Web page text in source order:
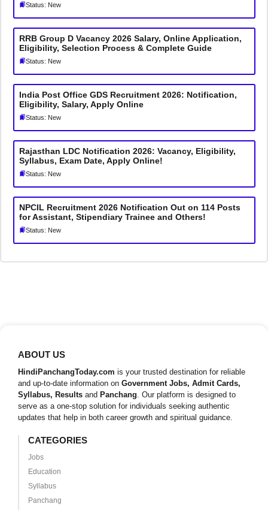
Status: New
RRB Group D Vacancy 2026 Salary, Online Application,
Eligibility, Selection Process & Complete Guide
Status: New
India Post Office GDS Recruitment 2026: Notification,
Eligibility, Salary, Apply Online
Status: New
Rajasthan LDC Notification 2026: Vacancy, Eligibility,
Syllabus, Exam Date, Apply Online!
Status: New
NPCIL Recruitment 2026 Notification Out on 114 Posts
for Assistant, Stipendiary Trainee and Others!
Status: New
ABOUT US
HindiPanchangToday.com is your trusted destination for reliable
and up-to-date information on Government Jobs, Admit Cards,
Syllabus, Results and Panchang. Our platform is designed to
serve as a one-stop solution for individuals seeking authentic
updates that help in both career growth and spiritual guidance.
CATEGORIES
Jobs
Education
Syllabus
Panchang